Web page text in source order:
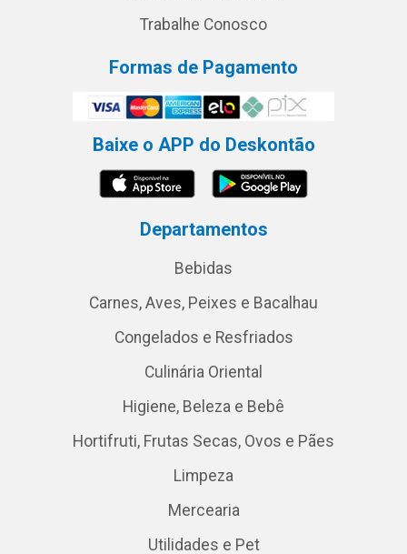
Trabalhe Conosco
Formas de Pagamento
Baixe o APP do Deskontão
Departamentos
Bebidas
Carnes, Aves, Peixes e Bacalhau
Congelados e Resfriados
Culinária Oriental
Higiene, Beleza e Bebê
Hortifruti, Frutas Secas, Ovos e Pães
Limpeza
Mercearia
Utilidades e Pet